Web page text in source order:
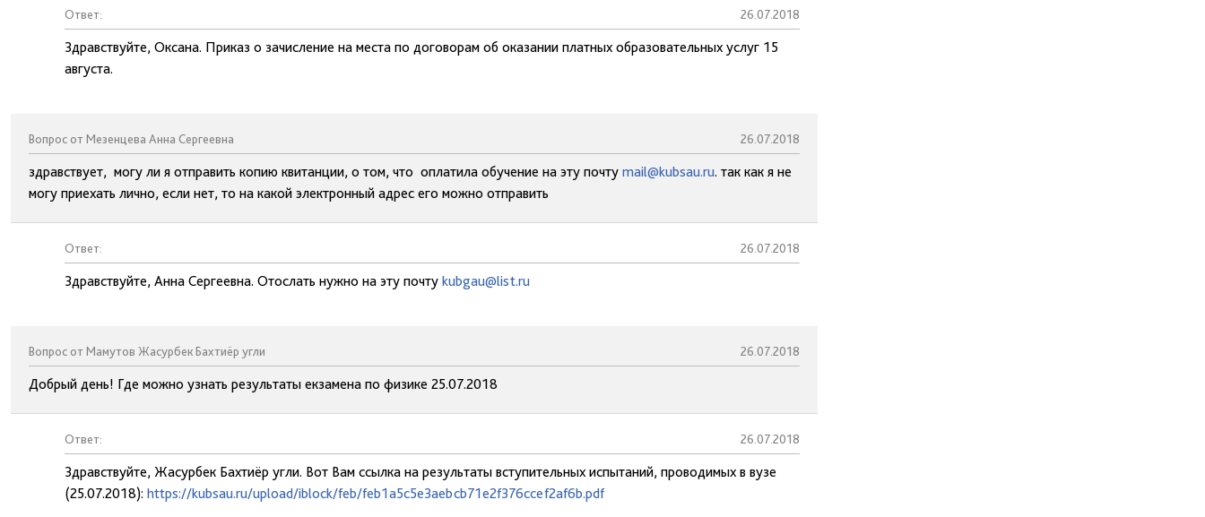
Ответ: 26.07.2018
Здравствуйте, Оксана. Приказ о зачисление на места по договорам об оказании платных образовательных услуг 15
августа.
Вопрос от Мезенцева Анна Сергеевна 26.07.2018
здравствует, могу ли я отправить копию квитанции, о том, что оплатила обучение на эту почту mail@kubsau.ru. так как я не
могу приехать лично, если нет, то на какой электронный адрес его можно отправить
Ответ: 26.07.2018
Здравствуйте, Анна Сергеевна. Отослать нужно на эту почту kubgau@list.ru
Вопрос от Мамутов Жасурбек Бахтиёр угли 26.07.2018
Добрый день! Где можно узнать результаты екзамена по физике 25.07.2018
Ответ: 26.07.2018
Здравствуйте, Жасурбек Бахтиёр угли. Вот Вам ссылка на результаты вступительных испытаний, проводимых в вузе
(25.07.2018): https://kubsau.ru/upload/iblock/feb/feb1a5c5e3aebcb71e2f376ccef2af6b.pdf